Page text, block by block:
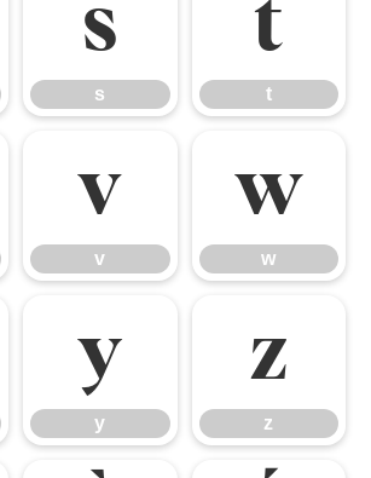
s
s
t
t
v
v
w
w
y
y
z
z